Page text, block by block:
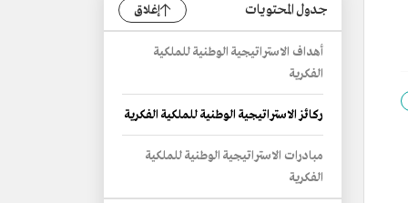
جدول المحتويات إغلاق
أهداف الاستراتيجية الوطنية للملكية
الفكرية
ركائز الاستراتيجية الوطنية للملكية الفكرية
مبادرات الاستراتيجية الوطنية للملكية
الفكرية